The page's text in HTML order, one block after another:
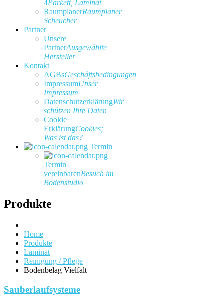
4Parkett, Laminat
RaumplanerRaumplaner
Scheucher
Partner
Unsere
PartnerAusgewählte
Hersteller
Kontakt
AGBsGeschäftsbedingungen
ImpressumUnser
Impressum
DatenschutzerklärungWir
schützen Ihre Daten
Cookie
ErklärungCookies;
Was ist das?
Termin
Termin
vereinbarenBesuch im
Bodenstudio
Produkte
Home
Produkte
Laminat
Reinigung / Pflege
Bodenbelag Vielfalt
Sauberlaufsysteme